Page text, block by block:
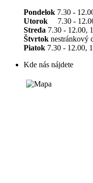
Pondelok 7.30 -
Utorok 7.30 -
Streda 7.30 - 12.00,
Štvrtok nestránkový
Piatok 7.30 - 12.00,
Kde nás nájdete